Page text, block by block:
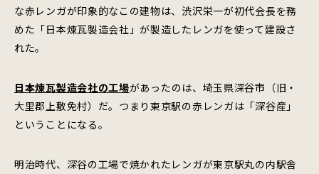
な赤レンガが印象的なこの建物は、渋沢栄一が初代会長を務
めた「日本煉瓦製造会社」が製造したレンガを使って建設さ
れた。
日本煉瓦製造会社の工場があったのは、埼玉県深谷市（旧・
大里郡上敷免村）だ。つまり東京駅の赤レンガは「深谷産」
ということになる。
明治時代、深谷の工場で焼かれたレンガが東京駅丸の内駅舎